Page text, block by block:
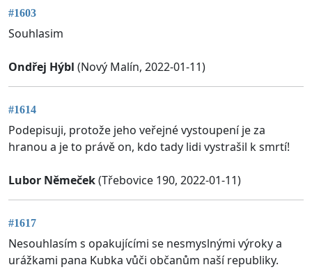
#1603
Souhlasim
Ondřej Hýbl (Nový Malín, 2022-01-11)
#1614
Podepisuji, protože jeho veřejné vystoupení je za
hranou a je to právě on, kdo tady lidi vystrašil k smrtí!
Lubor Němeček(Třebovice 190, 2022-01-11)
#1617
Nesouhlasím s opakujícími se nesmyslnými výroky a
urážkami pana Kubka vůči občanům naší republiky.